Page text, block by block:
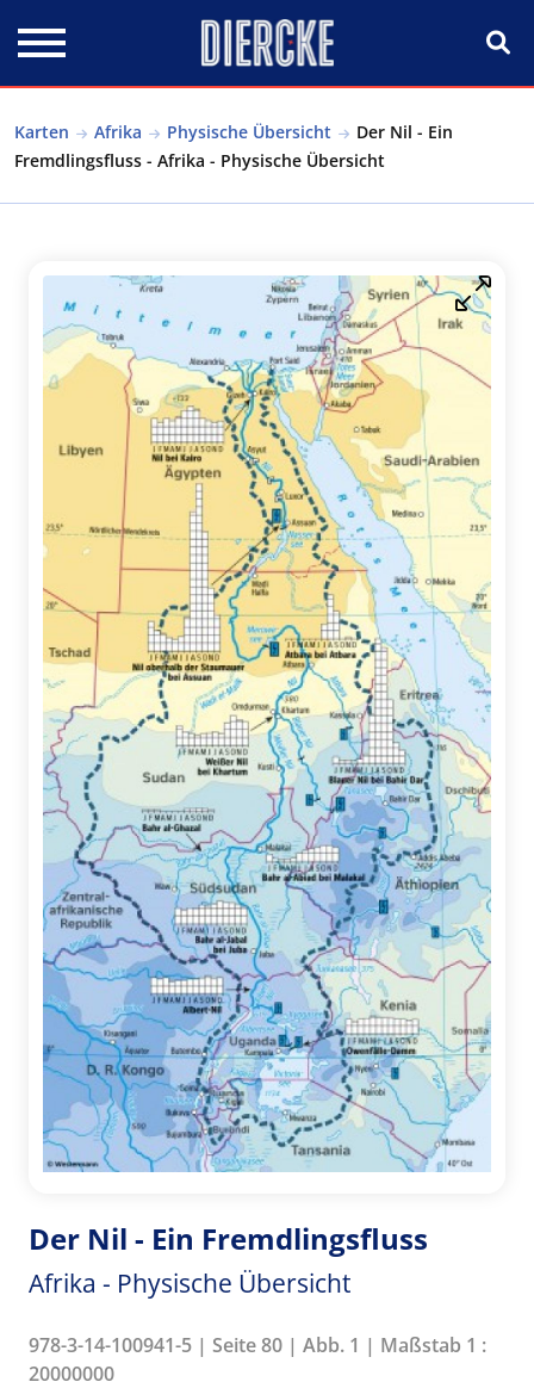
Karten Afrika Physische Übersicht
Der Nil - Ein
Fremdlingsfluss - Afrika - Physische Übersicht
Der Nil - Ein Fremdlingsfluss
Afrika - Physische Übersicht
978-3-14-100941-5 | Seite 80 | Abb. 1 | Maßstab 1 :
20000000